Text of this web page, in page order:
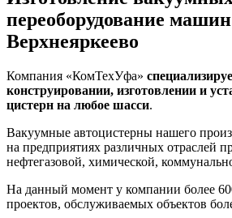
переоборудование
Верхнеяркеево
Компания «КомТехУфа»
конструировании, изготовлении и
цистерн на любое шасси.
Вакуумные автоцистерны нашего
на предприятиях различных отраслей
нефтегазовой, химической,
На данный момент у компании более
проектов, обслуживаемых объектов